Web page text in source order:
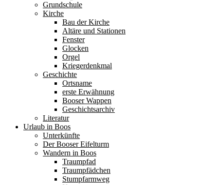
Grundschule
Kirche
Bau der Kirche
Altäre und Stationen
Fenster
Glocken
Orgel
Kriegerdenkmal
Geschichte
Ortsname
erste Erwähnung
Booser Wappen
Geschichtsarchiv
Literatur
Urlaub in Boos
Unterkünfte
Der Booser Eifelturm
Wandern in Boos
Traumpfad
Traumpfädchen
Stumpfarmweg